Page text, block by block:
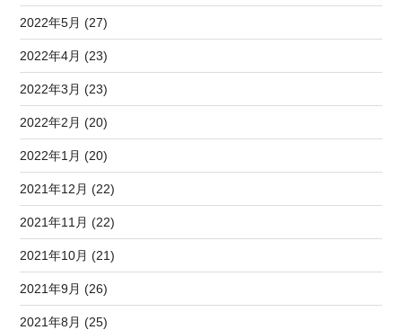
2022年5月 (27)
2022年4月 (23)
2022年3月 (23)
2022年2月 (20)
2022年1月 (20)
2021年12月 (22)
2021年11月 (22)
2021年10月 (21)
2021年9月 (26)
2021年8月 (25)